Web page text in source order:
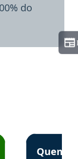
do
em
Estudante
Quem